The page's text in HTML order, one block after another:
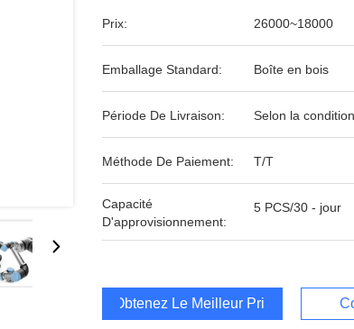
Prix: 26000~18000
Emballage Standard: Boîte en bois
Période De Livraison: Selon la condition
Méthode De Paiement: T/T
Capacité
D'approvisionnement:
5 PCS/30 - jour
Obtenez Le Meilleur Prix